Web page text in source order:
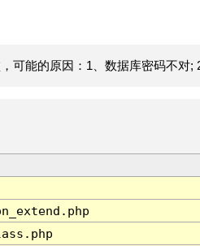
可能的原因：1、数据库密码不对;